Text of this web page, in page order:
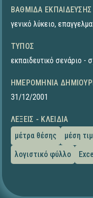
ΒΑΘΜΊΔΑ ΕΚΠΑΊΔΕΥΣΗΣ
γενικό λύκειο,
ΤΎΠΟΣ
εκπαιδευτικό σενάριο -
ΗΜΕΡΟΜΗΝΊΑ
31/12/2001
ΛΈΞΕΙΣ - ΚΛΕΙΔΙΆ
μέτρα θέσης
μέση
λογιστικό φύλλο
Excel